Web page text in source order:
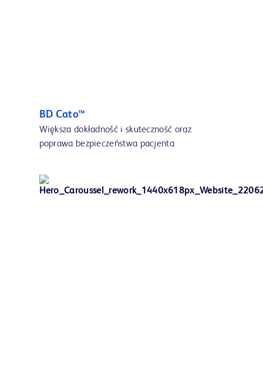
BD Cato™
Większa dokładność i skuteczność oraz
poprawa bezpieczeństwa pacjenta